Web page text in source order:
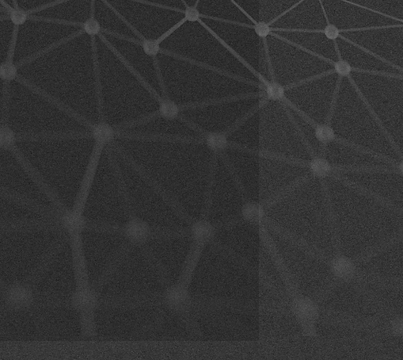
di informarvi in anticipo sulle condizioni
sul traffico e sullo stato delle strade e
adeguatamente prima di utilizzare il
il prodotto durante la guida di un veicolo,
una moto, dovete rispettare le norme
del costruttore del veicolo e del produttore
prodotto con prudenza.
e comprendere completamente tutte
relative ai diritti legali e alle avvertenze
del prodotto. Utilizzando il prodotto,
tutte le condizioni relative alla rinuncia
derivanti dall’uso del prodotto ricadono
sull’utente, indipendentemente dal fatto
venga utilizzato dall’acquirente originario.
prodotto può violare norme di prova o
o nazionali. Siate inoltre consapevoli
e sicuro del prodotto è interamente
responsabilità. Se non restituite il